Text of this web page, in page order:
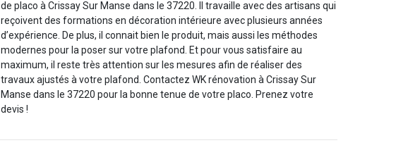
de placo à Crissay Sur Manse dans le 37220. Il travaille avec des artisans qui
reçoivent des formations en décoration intérieure avec plusieurs années
d’expérience. De plus, il connait bien le produit, mais aussi les méthodes
modernes pour la poser sur votre plafond. Et pour vous satisfaire au
maximum, il reste très attention sur les mesures afin de réaliser des
travaux ajustés à votre plafond. Contactez WK rénovation à Crissay Sur
Manse dans le 37220 pour la bonne tenue de votre placo. Prenez votre
devis !